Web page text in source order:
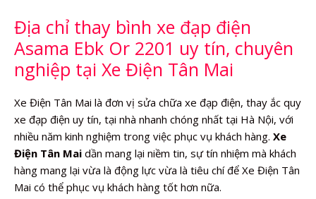
Địa chỉ thay bình xe đạp điện
Asama Ebk Or 2201 uy tín, chuyên
nghiệp tại Xe Điện Tân Mai
Xe Điện Tân Mai là đơn vị sửa chữa xe đạp điện, thay ắc quy
xe đạp điện uy tín, tại nhà nhanh chóng nhất tại Hà Nội, với
nhiều năm kinh nghiệm trong việc phục vụ khách hàng. Xe
Điện Tân Mai dần mang lại niềm tin, sự tín nhiệm mà khách
hàng mang lại vừa là động lực vừa là tiêu chí để Xe Điện Tân
Mai có thể phục vụ khách hàng tốt hơn nữa.